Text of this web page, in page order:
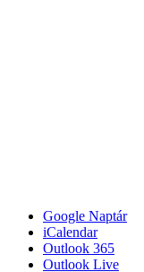
Google Naptár
iCalendar
Outlook 365
Outlook Live